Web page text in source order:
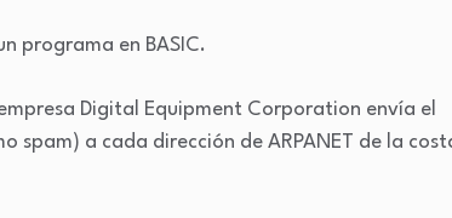
programa en BASIC.
Digital Equipment Corporation envía el
spam) a cada dirección de ARPANET de la